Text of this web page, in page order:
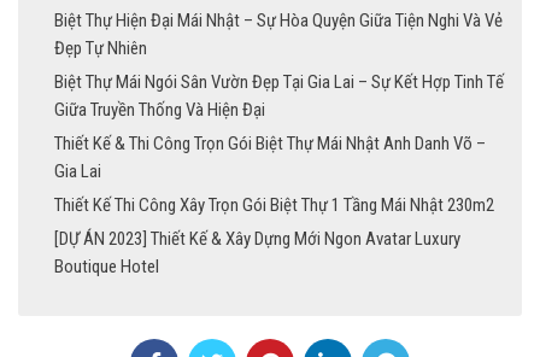
Biệt Thự Hiện Đại Mái Nhật – Sự Hòa Quyện Giữa Tiện Nghi Và Vẻ
Đẹp Tự Nhiên
Biệt Thự Mái Ngói Sân Vườn Đẹp Tại Gia Lai – Sự Kết Hợp Tinh Tế
Giữa Truyền Thống Và Hiện Đại
Thiết Kế & Thi Công Trọn Gói Biệt Thự Mái Nhật Anh Danh Võ –
Gia Lai
Thiết Kế Thi Công Xây Trọn Gói Biệt Thự 1 Tầng Mái Nhật 230m2
[DỰ ÁN 2023] Thiết Kế & Xây Dựng Mới Ngon Avatar Luxury
Boutique Hotel